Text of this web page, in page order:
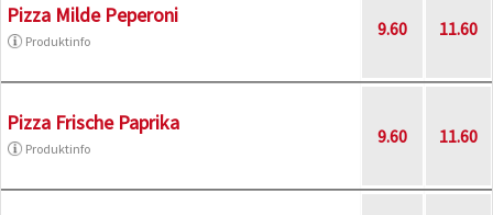
Pizza Milde Peperoni
Produktinfo
9.60 11.60
Pizza Frische Paprika
Produktinfo
9.60 11.60